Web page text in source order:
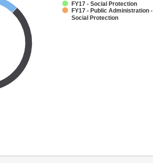
FY17 - Social Protection
FY17 - Public Administration -
Social Protection